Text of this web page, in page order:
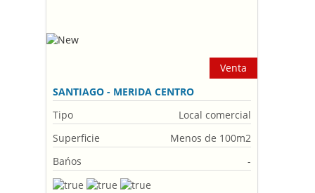
Venta
SANTIAGO - MERIDA CENTRO
Tipo
Local comercial
Superficie
Menos de 100m2
Bańos
-